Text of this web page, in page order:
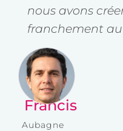
nous avons
franchement
Francis
Aubagne